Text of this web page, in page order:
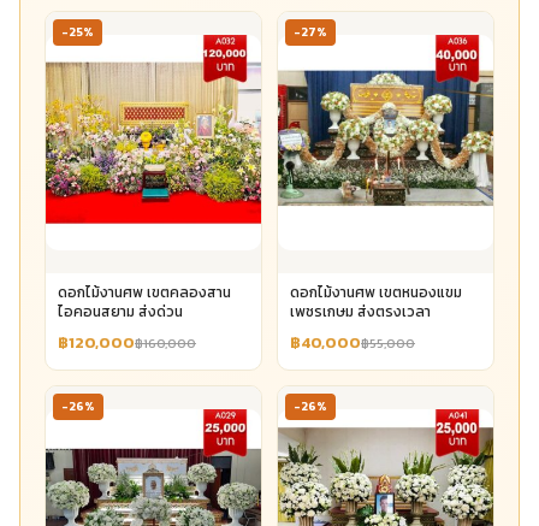
-25%
ดอกไม้งานศพ เขตคลองสาน
ไอคอนสยาม ส่งด่วน
฿120,000฿160,000
-27%
ดอกไม้งานศพ เขตหนองแขม
เพชรเกษม ส่งตรงเวลา
฿40,000฿55,000
-26% -26%